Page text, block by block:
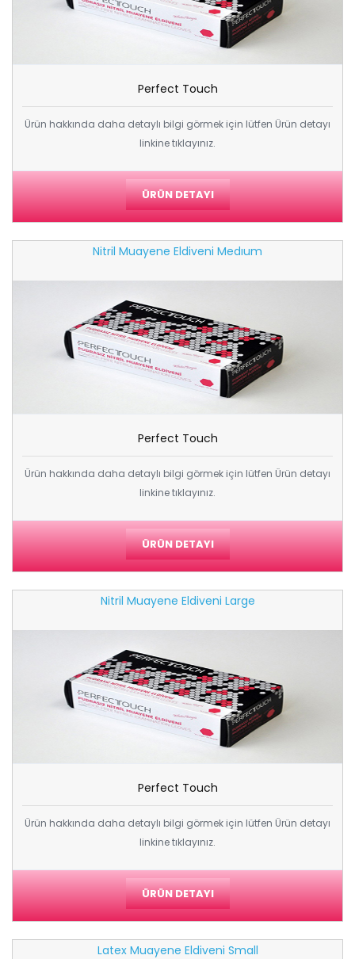
Perfect Touch
Ürün hakkında daha detaylı bilgi görmek için lütfen Ürün detayı
linkine tıklayınız.
ÜRÜN DETAYI
Nitril Muayene Eldiveni Medıum
Perfect Touch
Ürün hakkında daha detaylı bilgi görmek için lütfen Ürün detayı
linkine tıklayınız.
ÜRÜN DETAYI
Nitril Muayene Eldiveni Large
Perfect Touch
Ürün hakkında daha detaylı bilgi görmek için lütfen Ürün detayı
linkine tıklayınız.
ÜRÜN DETAYI
Latex Muayene Eldiveni Small